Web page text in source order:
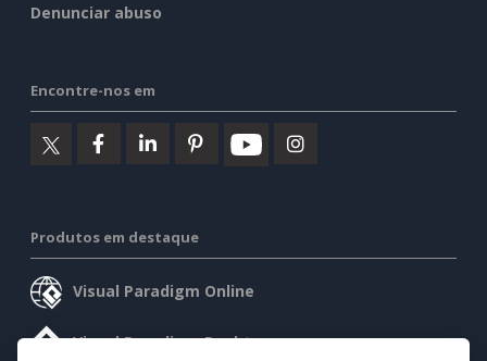
Denunciar abuso
Encontre-nos em
Produtos em destaque
Visual Paradigm Online
Visual Paradigm Desktop